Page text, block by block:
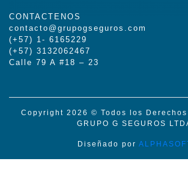
CONTACTENOS
contacto@grupogseguros.com
(+57) 1- 6165229
(+57) 3132062467
Calle 79 A #18 – 23
Copyright 2026 © Todos los
GRUPO G SEGUROS
Diseñado por